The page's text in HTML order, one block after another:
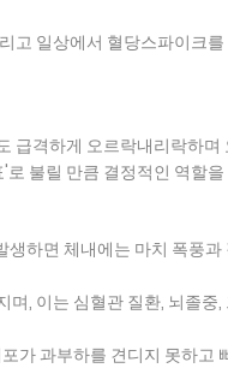
고 일상에서 혈당스파이크
급격하게 오르락내리락하
불릴 만큼 결정적인 역할을
하면 체내에는 마치 폭풍
, 이는 심혈관 질환, 뇌졸중
가 과부하를 견디지 못하고